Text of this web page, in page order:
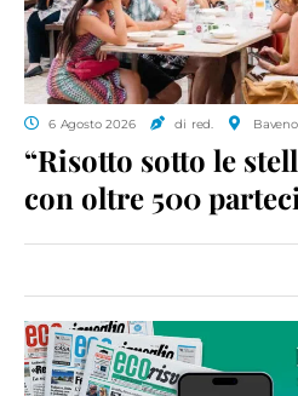
6 Agosto 2026 di red. Baveno
“Risotto sotto le
con oltre 500